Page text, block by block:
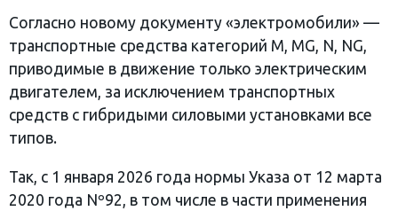
Согласно новому документу «электромобили» —
транспортные средства категорий М, MG, N, NG,
приводимые в движение только электрическим
двигателем, за исключением транспортных
средств с гибридыми силовыми установками все
типов.
Так, с 1 января 2026 года нормы Указа от 12 марта
2020 года Nº92, в том числе в части применения